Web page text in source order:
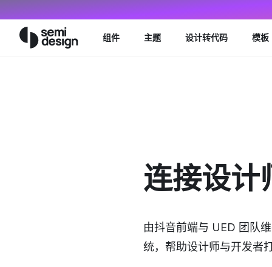
组件 主题 设计转代码 模板
连接设计
由抖音前端与 UED 团队
统，帮助设计师与开发者